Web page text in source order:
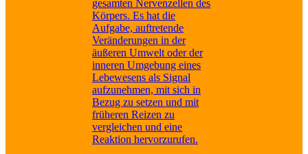
gesamten Nervenzellen des
Körpers. Es hat die
Aufgabe, auftretende
Veränderungen in der
äußeren Umwelt oder der
inneren Umgebung eines
Lebewesens als Signal
aufzunehmen, mit sich in
Bezug zu setzen und mit
früheren Reizen zu
vergleichen und eine
Reaktion hervorzurufen.